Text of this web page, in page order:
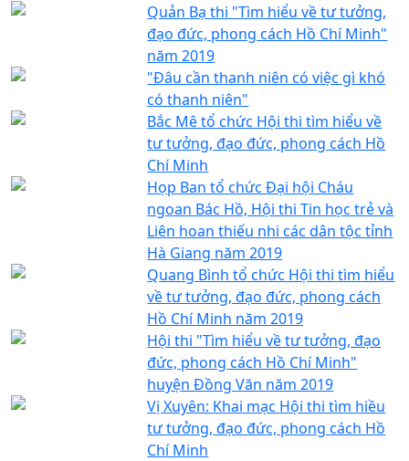
Quản Bạ thi "Tìm hiểu về tư tưởng,
đạo đức, phong cách Hồ Chí Minh"
năm 2019
"Đâu cần thanh niên có việc gì khó
có thanh niên"
Bắc Mê tổ chức Hội thi tìm hiểu về
tư tưởng, đạo đức, phong cách Hồ
Chí Minh
Họp Ban tổ chức Đại hội Cháu
ngoan Bác Hồ, Hội thi Tin học trẻ và
Liên hoan thiếu nhi các dân tộc tỉnh
Hà Giang năm 2019
Quang Bình tổ chức Hội thi tìm hiểu
về tư tưởng, đạo đức, phong cách
Hồ Chí Minh năm 2019
Hội thi "Tìm hiểu về tư tưởng, đạo
đức, phong cách Hồ Chí Minh"
huyện Đồng Văn năm 2019
Vị Xuyên: Khai mạc Hội thi tìm hiều
tư tưởng, đạo đức, phong cách Hồ
Chí Minh